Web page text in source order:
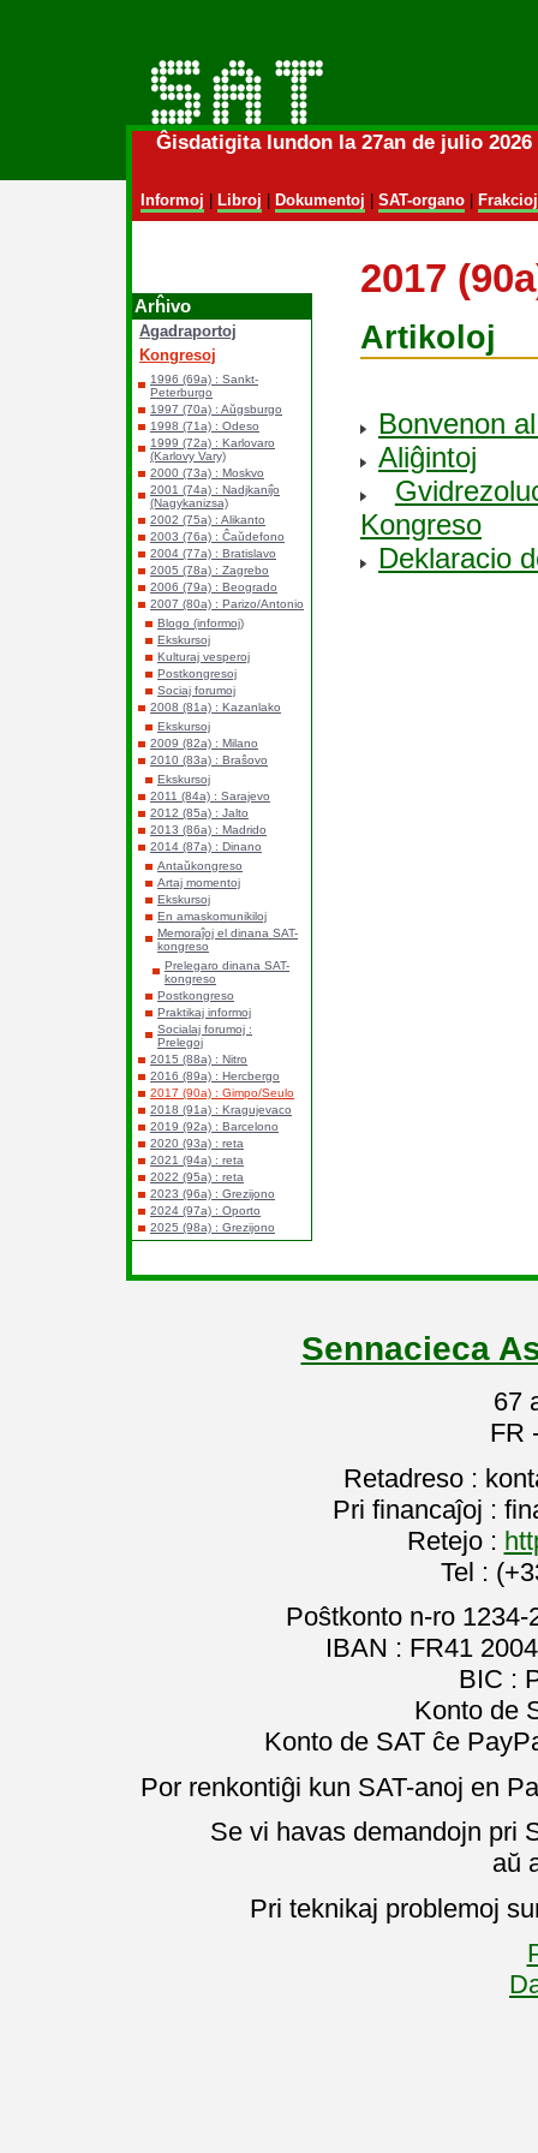
Ĝisdatigita lundon la 27an de julio
Informoj Libroj Dokumentoj SAT-organo| Frakcioj
Arĥivo
Agadraportoj
Kongresoj
1996 (69a) : Sankt-
Peterburgo
1997 (70a) : Aŭgsburgo
1998 (71a) : Odeso
1999 (72a) : Karlovaro
(Karlovy Vary)
2000 (73a) : Moskvo
2001 (74a) : Nadjkaniĵo
(Nagykanizsa)
2002 (75a) : Alikanto
2003 (76a) : Ĉaŭdefono
2004 (77a) : Bratislavo
2005 (78a) : Zagrebo
2006 (79a) : Beogrado
2007 (80a) : Parizo/Antonio
Blogo (informoj)
Ekskursoj
Kulturaj vesperoj
Postkongresoj
Sociaj forumoj
2008 (81a) : Kazanlako
Ekskursoj
2009 (82a) : Milano
2010 (83a) : Braŝovo
Ekskursoj
2011 (84a) : Sarajevo
2012 (85a) : Jalto
2013 (86a) : Madrido
2014 (87a) : Dinano
Antaŭkongreso
Artaj momentoj
Ekskursoj
En amaskomunikiloj
Memoraĵoj el dinana SAT-
kongreso
Prelegaro dinana SAT-
kongreso
Postkongreso
Praktikaj informoj
Socialaj forumoj :
Prelegoj
2015 (88a) : Nitro
2016 (89a) : Hercbergo
2017 (90a) : Gimpo/Seulo
2018 (91a) : Kragujevaco
2019 (92a) : Barcelono
2020 (93a) : reta
2021 (94a) : reta
2022 (95a) : reta
2023 (96a) : Grezijono
2024 (97a) : Oporto
2025 (98a) : Grezijono
2017
Artikoloj
Bonvenon
Aliĝintoj
Kongreso
Deklaracio
Sennacieca
67
FR
Retadreso :
Pri financaĵoj :
Retejo :
Tel :
Poŝtkonto n-ro
IBAN : FR41
BIC :
Konto de
Konto de SAT ĉe
Por renkontiĝi kun SAT-anoj en
Se vi havas demandojn pri
aŭ
Pri teknikaj problemoj